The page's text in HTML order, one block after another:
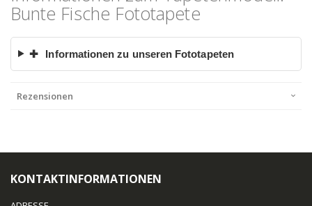
Bunte Fische Fototapete
✚ Informationen zu unseren Fototapeten
Rezensionen
KONTAKTINFORMATIONEN